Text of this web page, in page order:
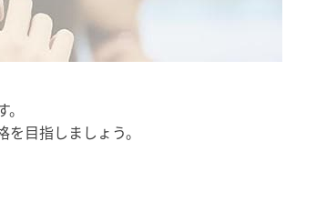
目指しましょう。